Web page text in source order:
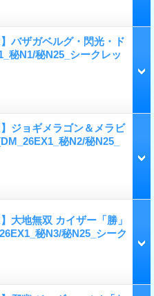
】バザガベルグ・閃光・ド
秘N1/秘N25_シークレッ
】ジョギメラゴン＆メラビ
秘N2/秘N25_
大地無双 カイザー「勝」
秘N3/秘N25_シーク